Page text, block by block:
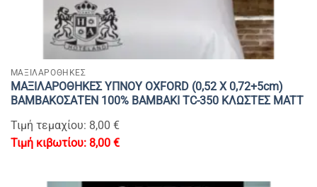
ΜΑΞΙΛΑΡΟΘΗΚΕΣ
ΜΑΞΙΛΑΡΟΘΗΚΕΣ ΥΠΝΟΥ OXFORD (0,52 Χ 0,72+5cm)
ΒΑΜΒΑΚΟΣΑΤΕΝ 100% BAMBAKI TC-350 ΚΛΩΣΤΕΣ MATT
Τιμή τεμαχίου: 8,00 €
8,00 €